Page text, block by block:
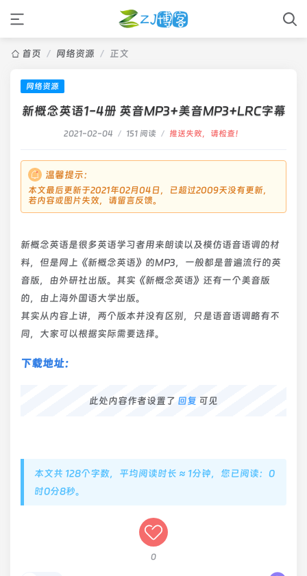
首页 / 网络资源 / 正文
网络资源
新概念英语1-4册 英音MP3+美音MP3+LRC字幕
2021-02-04 / 151 阅读 / 推送失败，请检查！
温馨提示：
本文最后更新于2021年02月04日，已超过2009天没有更新，
若内容或图片失效，请留言反馈。
新概念英语是很多英语学习者用来朗读以及模仿语音语调的材
料，但是网上《新概念英语》的MP3，一般都是普遍流行的英
音版，由外研社出版。其实《新概念英语》还有一个美音版
的，由上海外国语大学出版。
其实从内容上讲，两个版本并没有区别，只是语音语调略有不
同，大家可以根据实际需要选择。
下载地址：
此处内容作者设置了 回复 可见
本文共 128个字数，平均阅读时长 ≈ 1分钟，您已阅读：0
时0分8秒。
0